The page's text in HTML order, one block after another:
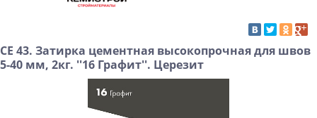
CE 43. Затирка цементная высокопрочная для швов
5-40 мм, 2кг. ''16 Графит''. Церезит